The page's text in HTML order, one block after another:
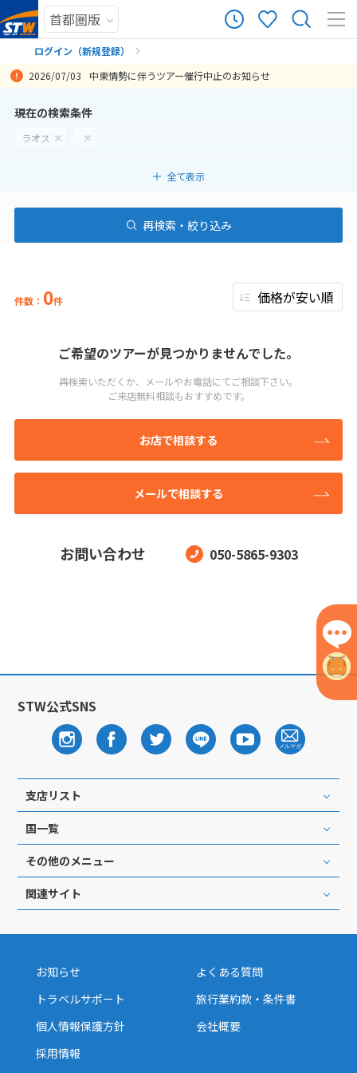
ログイン（新規登録）
2026/07/03 中東情勢に伴うツアー催行中止のお知らせ
現在の検索条件
ラオス
全て表示
再検索・絞り込み
件数： 0件
ご希望のツアーが見つかりませんでした。
再検索いただくか、メールやお電話にてご相談下さい。
ご来店無料相談もおすすめです。
お店で相談する
メールで相談する
お問い合わせ 050-5865-9303
STW公式SNS
支店リスト
国一覧
その他のメニュー
関連サイト
お知らせ
よくある質問
トラベルサポート
旅行業約款・条件書
個人情報保護方針
会社概要
採用情報